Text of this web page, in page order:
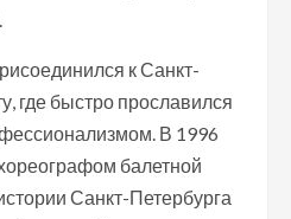
к Санкт-
где быстро прославился
В 1996
балетной
Санкт-Петербурга